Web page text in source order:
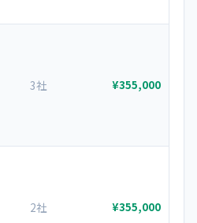
3社 ¥355,000
2社 ¥355,000